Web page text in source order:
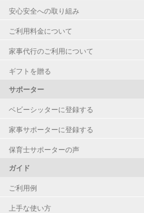
安心安全への取り組み
ご利用料金について
家事代行のご利用について
ギフトを贈る
サポーター
ベビーシッターに登録する
家事サポーターに登録する
保育士サポーターの声
ガイド
ご利用例
上手な使い方